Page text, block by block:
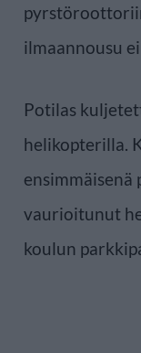
ilmaannousu
Potilas
helikopterilla.
vaurioitunut
koulun